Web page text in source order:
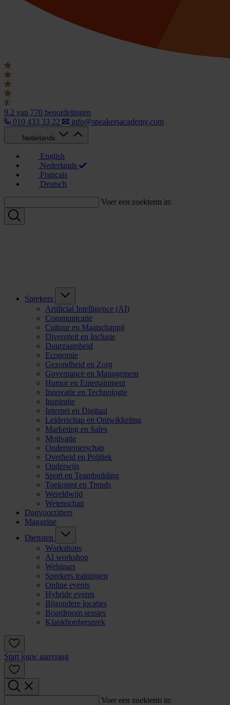
9.2 van 770 beoordelingen
010 433 33 22
info@speakersacademy.com
Nederlands
English
Nederlands
Français
Deutsch
Voer een zoekterm in:
Sprekers
Artificial Intelligence (AI)
Communicatie
Cultuur en Maatschappij
Diversiteit en Inclusie
Duurzaamheid
Economie
Gezondheid en Zorg
Governance en Management
Humor en Entertainment
Innovatie en Technologie
Inspiratie
Internet en Digitaal
Leiderschap en Ontwikkeling
Marketing en Sales
Motivatie
Ondernemerschap
Overheid en Politiek
Onderwijs
Sport en Teambuilding
Toekomst en Trends
Wereldwijd
Wetenschap
Dagvoorzitters
Magazine
Diensten
Workshops
AI workshop
Webinars
Sprekers trainingen
Online events
Hybride events
Bijzondere locaties
Boardroom sessies
Klankbordgesprek
Start jouw aanvraag
Voer een zoekterm in: